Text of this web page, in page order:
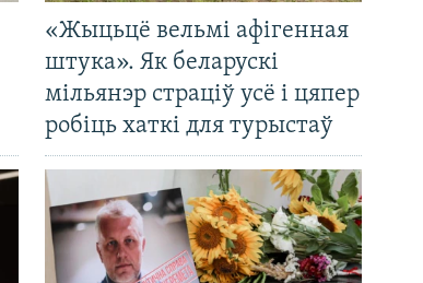
«Жыцьцё вельмі афігенная
штука». Як беларускі
мільянэр страціў усё і цяпер
робіць хаткі для турыстаў